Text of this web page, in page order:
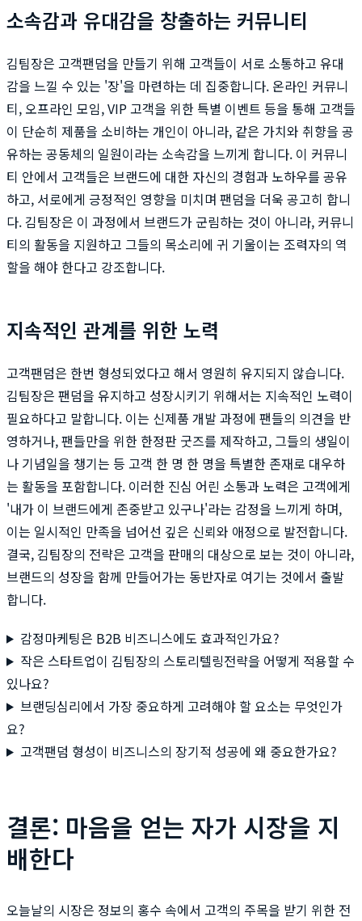
소속감과 유대감을 창출하는 커뮤니티
김팀장은 고객팬덤을 만들기 위해 고객들이 서로 소통하고 유대
감을 느낄 수 있는 '장'을 마련하는 데 집중합니다. 온라인 커뮤니
티, 오프라인 모임, VIP 고객을 위한 특별 이벤트 등을 통해 고객들
이 단순히 제품을 소비하는 개인이 아니라, 같은 가치와 취향을 공
유하는 공동체의 일원이라는 소속감을 느끼게 합니다. 이 커뮤니
티 안에서 고객들은 브랜드에 대한 자신의 경험과 노하우를 공유
하고, 서로에게 긍정적인 영향을 미치며 팬덤을 더욱 공고히 합니
다. 김팀장은 이 과정에서 브랜드가 군림하는 것이 아니라, 커뮤니
티의 활동을 지원하고 그들의 목소리에 귀 기울이는 조력자의 역
할을 해야 한다고 강조합니다.
지속적인 관계를 위한 노력
고객팬덤은 한번 형성되었다고 해서 영원히 유지되지 않습니다.
김팀장은 팬덤을 유지하고 성장시키기 위해서는 지속적인 노력이
필요하다고 말합니다. 이는 신제품 개발 과정에 팬들의 의견을 반
영하거나, 팬들만을 위한 한정판 굿즈를 제작하고, 그들의 생일이
나 기념일을 챙기는 등 고객 한 명 한 명을 특별한 존재로 대우하
는 활동을 포함합니다. 이러한 진심 어린 소통과 노력은 고객에게
'내가 이 브랜드에게 존중받고 있구나'라는 감정을 느끼게 하며,
이는 일시적인 만족을 넘어선 깊은 신뢰와 애정으로 발전합니다.
결국, 김팀장의 전략은 고객을 판매의 대상으로 보는 것이 아니라,
브랜드의 성장을 함께 만들어가는 동반자로 여기는 것에서 출발
합니다.
감정마케팅은 B2B 비즈니스에도 효과적인가요?
작은 스타트업이 김팀장의 스토리텔링전략을 어떻게 적용할 수
있나요?
브랜딩심리에서 가장 중요하게 고려해야 할 요소는 무엇인가
요?
고객팬덤 형성이 비즈니스의 장기적 성공에 왜 중요한가요?
결론: 마음을 얻는 자가 시장을 지
배한다
오늘날의 시장은 정보의 홍수 속에서 고객의 주목을 받기 위한 전